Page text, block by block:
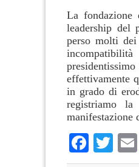
La fondazione
leadership del
perso molti
effettivamente
in grado di
registriamo
manifestazione